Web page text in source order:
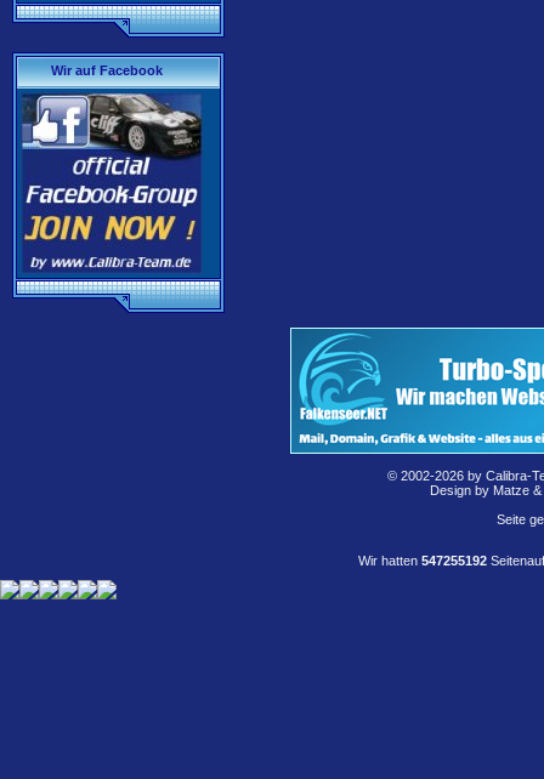
Wir auf Facebook
© 2002-2026 by Calibra-
Design by Matze
Seite
Wir hatten 547255192